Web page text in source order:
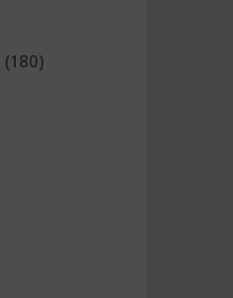
(180)